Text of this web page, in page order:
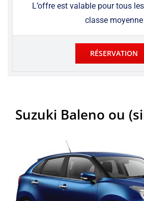
L’offre est valable pour tous
classe moyenne
RÉSERVATION
Suzuki Baleno ou